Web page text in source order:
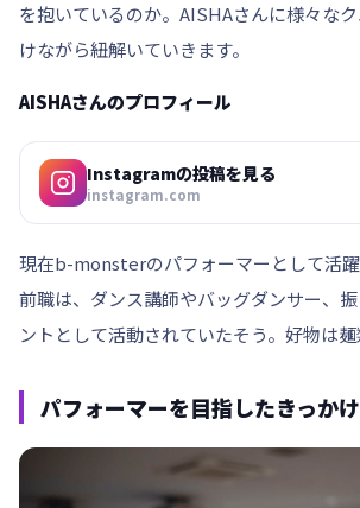
を抱いているのか。AISHAさんに様々な
けながら紐解いていきます。
AISHAさんのプロフィール
Instagramの投稿を見る
instagram.com
現在b-monsterのパフォーマーとして活躍
前職は、ダンス講師やバッグダンサー、
ントとして活動されていたそう。好物は麺
パフォーマーを目指したきっかけ